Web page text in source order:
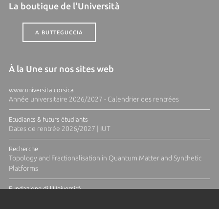
La boutique de l'Università
A BUTTEGUCCIA
À la Une sur nos sites web
www.universita.corsica
Année universitaire 2026/2027 - Calendrier des rentrées
Etudiants & futurs étudiants
Dates de rentrée 2026/2027 | IUT
Recherche
Topology and Fractionalisation in Quantum Matter and Synthetic
Platforms
Fundazione di l'Università